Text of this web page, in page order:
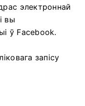
электроннай
вы
ў Facebook.
запісу